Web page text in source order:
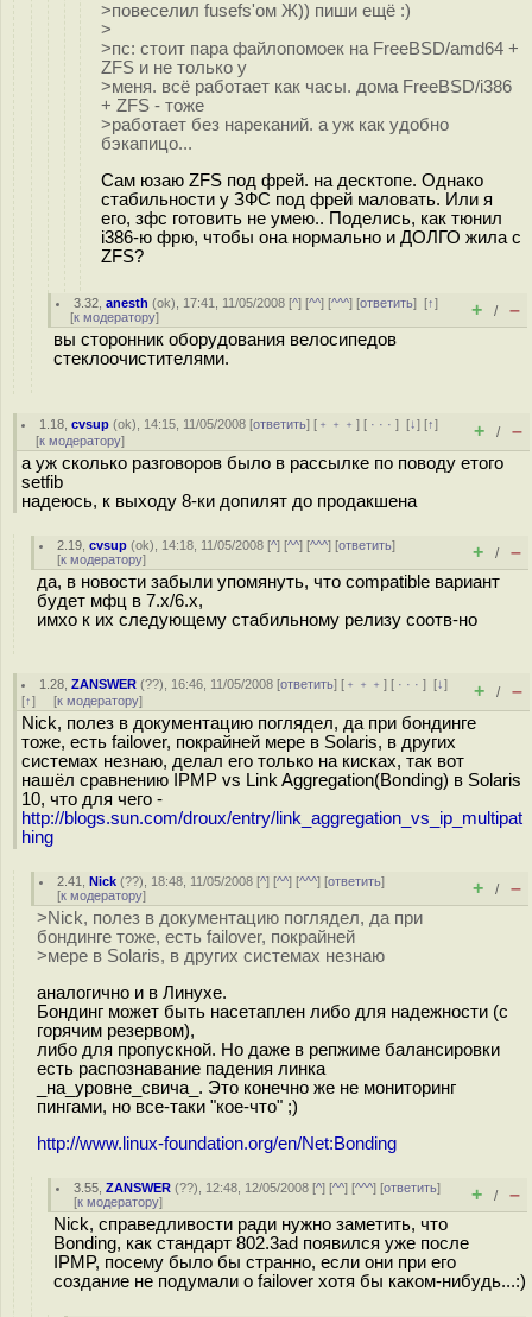
>повеселил fusefs'ом Ж)) пиши ещё :)
>
>пс: стоит пара файлопомоек на FreeBSD/amd64 +
ZFS и не только у
>меня. всё работает как часы. дома FreeBSD/i386
+ ZFS - тоже
>работает без нареканий. а уж как удобно
бэкапицо...
Сам юзаю ZFS под фрей. на десктопе. Однако
стабильности у ЗФС под фрей маловать. Или я
его, зфс готовить не умею.. Поделись, как тюнил
i386-ю фрю, чтобы она нормально и ДОЛГО жила с
ZFS?
3.32 ,anesth (ok), 17:41, 11/05/2008 [^] [^^] [^^^] [ответить][↑]
[к модератору] + / –
вы сторонник оборудования велосипедов
стеклоочистителями.
1.18 ,cvsup (ok), 14:15, 11/05/2008 [ответить] [ ﹢﹢﹢] [ · · ·][↓] [↑]
[к модератору] + / –
а уж сколько разговоров было в рассылке по поводу етого
setfib
надеюсь, к выходу 8-ки допилят до продакшена
2.19 ,cvsup (ok), 14:18, 11/05/2008 [^] [^^] [^^^] [ответить]
[к модератору] + / –
да, в новости забыли упомянуть, что compatible вариант
будет мфц в 7.х/6.х,
имхо к их следующему стабильному релизу соотв-но
1.28 ,ZANSWER (??), 16:46, 11/05/2008 [ответить] [ ﹢﹢﹢] [ · · ·][↓]
[↑] [к модератору] + / –
Nick, полез в документацию поглядел, да при бондинге
тоже, есть failover, покрайней мере в Solaris, в других
системах незнаю, делал его только на кисках, так вот
нашёл сравнению IPMP vs Link Aggregation(Bonding) в Solaris
10, что для чего -
http://blogs.sun.com/droux/entry/link_aggregation_vs_ip_multipat
hing
2.41 ,Nick (??), 18:48, 11/05/2008 [^] [^^] [^^^] [ответить]
[к модератору] + / –
>Nick, полез в документацию поглядел, да при
бондинге тоже, есть failover, покрайней
>мере в Solaris, в других системах незнаю
аналогично и в Линухе.
Бондинг может быть насетаплен либо для надежности (с
горячим резервом),
либо для пропускной. Но даже в репжиме балансировки
есть распознавание падения линка
_на_уровне_свича_. Это конечно же не мониторинг
пингами, но все-таки "кое-что" ;)
http://www.linux-foundation.org/en/Net:Bonding
3.55 ,ZANSWER (??), 12:48, 12/05/2008 [^] [^^] [^^^] [ответить]
[к модератору] + / –
Nick, справедливости ради нужно заметить, что
Bonding, как стандарт 802.3ad появился уже после
IPMP, посему было бы странно, если они при его
создание не подумали о failover хотя бы каком-нибудь...:)